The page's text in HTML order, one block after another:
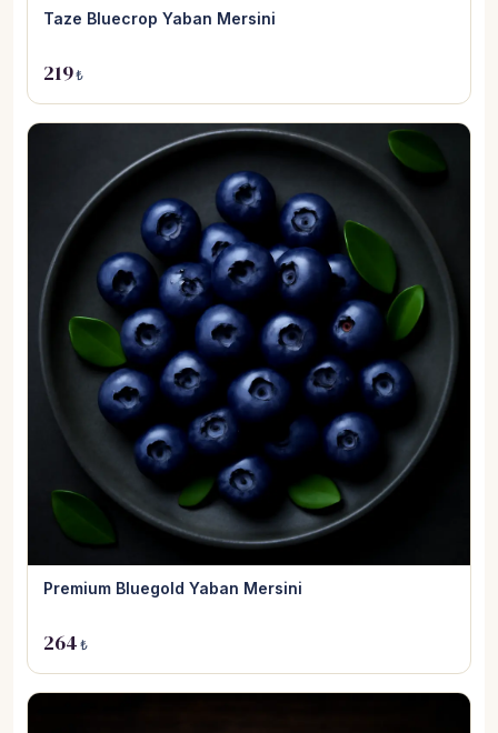
Taze Bluecrop Yaban Mersini
219₺
Premium Bluegold Yaban Mersini
264 ₺